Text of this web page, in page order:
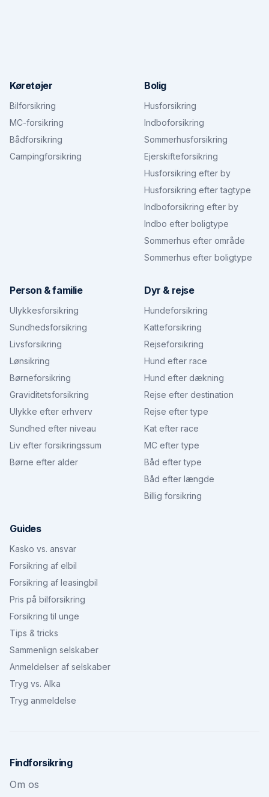
Køretøjer
Bilforsikring
MC-forsikring
Bådforsikring
Campingforsikring
Bolig
Husforsikring
Indboforsikring
Sommerhusforsikring
Ejerskifteforsikring
Husforsikring efter by
Husforsikring efter tagtype
Indboforsikring efter by
Indbo efter boligtype
Sommerhus efter område
Sommerhus efter boligtype
Person & familie
Ulykkesforsikring
Sundhedsforsikring
Livsforsikring
Lønsikring
Børneforsikring
Graviditetsforsikring
Ulykke efter erhverv
Sundhed efter niveau
Liv efter forsikringssum
Børne efter alder
Dyr & rejse
Hundeforsikring
Katteforsikring
Rejseforsikring
Hund efter race
Hund efter dækning
Rejse efter destination
Rejse efter type
Kat efter race
MC efter type
Båd efter type
Båd efter længde
Billig forsikring
Guides
Kasko vs. ansvar
Forsikring af elbil
Forsikring af leasingbil
Pris på bilforsikring
Forsikring til unge
Tips & tricks
Sammenlign selskaber
Anmeldelser af selskaber
Tryg vs. Alka
Tryg anmeldelse
Findforsikring
Om os